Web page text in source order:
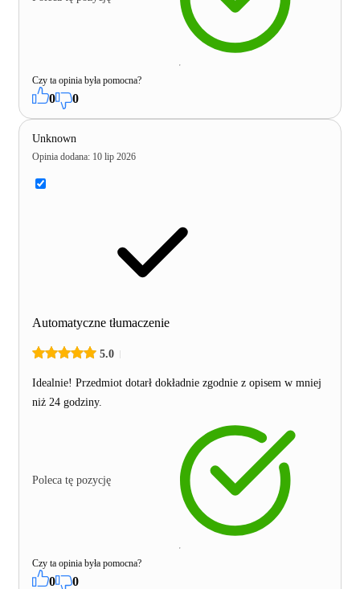
Czy ta opinia była pomocna?
0 0
Unknown
Opinia dodana: 10 lip 2026
Automatyczne tłumaczenie
5.0
Idealnie! Przedmiot dotarł dokładnie zgodnie z opisem w mniej
niż 24 godziny.
Poleca tę pozycję
Czy ta opinia była pomocna?
0 0